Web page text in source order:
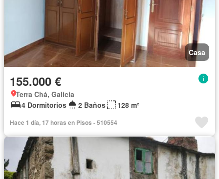
Casa
155.000 €
Terra Chá, Galicia
4 Dormitorios
2 Baños 128 m²
Hace 1 día, 17 horas en Pisos - 510554